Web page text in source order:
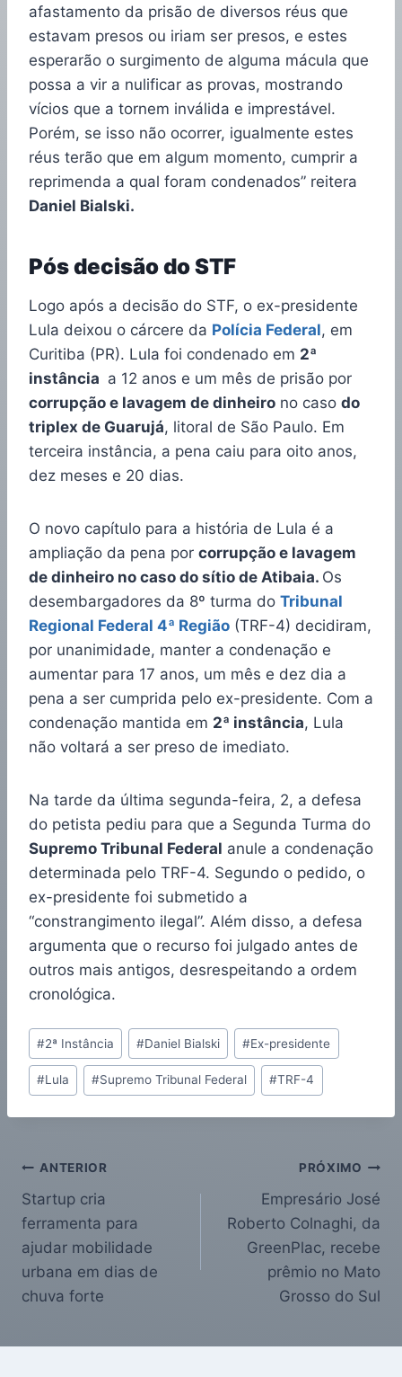
afastamento da prisão de diversos réus que
estavam presos ou iriam ser presos, e estes
esperarão o surgimento de alguma mácula que
possa a vir a nulificar as provas, mostrando
vícios que a tornem inválida e imprestável.
Porém, se isso não ocorrer, igualmente estes
réus terão que em algum momento, cumprir a
reprimenda a qual foram condenados” reitera
Daniel Bialski.
Pós decisão do STF
Logo após a decisão do STF, o ex-presidente
Lula deixou o cárcere da Polícia Federal, em
Curitiba (PR). Lula foi condenado em 2ª
instância a 12 anos e um mês de prisão por
corrupção e lavagem de dinheiro no caso do
triplex de Guarujá, litoral de São Paulo. Em
terceira instância, a pena caiu para oito anos,
dez meses e 20 dias.
O novo capítulo para a história de Lula é a
ampliação da pena por corrupção e lavagem
de dinheiro no caso do sítio de Atibaia. Os
desembargadores da 8º turma do Tribunal
Regional Federal 4ª Região (TRF-4) decidiram,
por unanimidade, manter a condenação e
aumentar para 17 anos, um mês e dez dia a
pena a ser cumprida pelo ex-presidente. Com a
condenação mantida em 2ª instância, Lula
não voltará a ser preso de imediato.
Na tarde da última segunda-feira, 2, a defesa
do petista pediu para que a Segunda Turma do
Supremo Tribunal Federal anule a condenação
determinada pelo TRF-4. Segundo o pedido, o
ex-presidente foi submetido a
“constrangimento ilegal”. Além disso, a defesa
argumenta que o recurso foi julgado antes de
outros mais antigos, desrespeitando a ordem
cronológica.
#2ª Instância #Daniel Bialski #Ex-presidente
#Lula #Supremo Tribunal Federal #TRF-4
ANTERIOR
Startup cria
ferramenta para
ajudar mobilidade
urbana em dias de
chuva forte
PRÓXIMO
Empresário José
Roberto Colnaghi, da
GreenPlac, recebe
prêmio no Mato
Grosso do Sul